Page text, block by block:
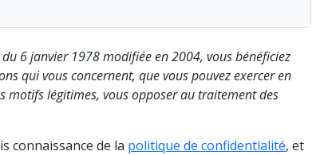
6 janvier 1978 modifiée en 2004, vous bénéficiez
qui vous concernent, que vous pouvez exercer en
motifs légitimes, vous opposer au traitement des
connaissance de la politique de confidentialité, et